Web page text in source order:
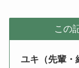
この
ユキ（先輩・